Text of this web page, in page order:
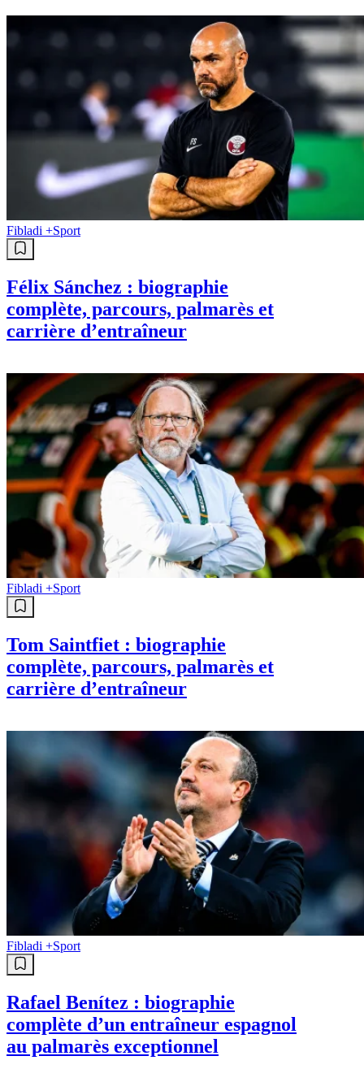
Fibladi +Sport
Félix Sánchez : biographie
complète, parcours, palmarès et
carrière d’entraîneur
Fibladi +Sport
Tom Saintfiet : biographie
complète, parcours, palmarès et
carrière d’entraîneur
Fibladi +Sport
Rafael Benítez : biographie
complète d’un entraîneur espagnol
au palmarès exceptionnel